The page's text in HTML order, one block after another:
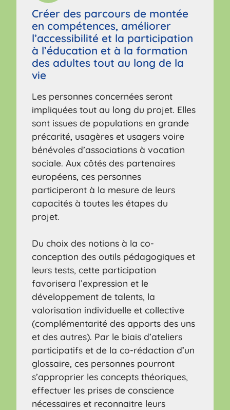
Créer des parcours de montée
en compétences, améliorer
l’accessibilité et la participation
à l’éducation et à la formation
des adultes tout au long de la
vie
Les personnes concernées seront
impliquées tout au long du projet. Elles
sont issues de populations en grande
précarité, usagères et usagers voire
bénévoles d’associations à vocation
sociale. Aux côtés des partenaires
européens, ces personnes
participeront à la mesure de leurs
capacités à toutes les étapes du
projet.
Du choix des notions à la co-
conception des outils pédagogiques et
leurs tests, cette participation
favorisera l’expression et le
développement de talents, la
valorisation individuelle et collective
(complémentarité des apports des uns
et des autres). Par le biais d’ateliers
participatifs et de la co-rédaction d’un
glossaire, ces personnes pourront
s’approprier les concepts théoriques,
effectuer les prises de conscience
nécessaires et reconnaitre leurs